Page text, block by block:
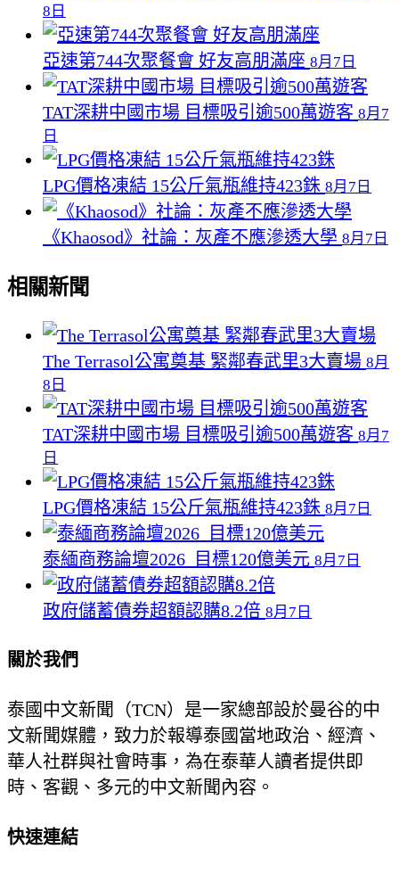
8日
亞速第744次聚餐會 好友高朋滿座 8月7日
TAT深耕中國市場 目標吸引逾500萬遊客 8月7
日
LPG價格凍結 15公斤氣瓶維持423銖 8月7日
《Khaosod》社論：灰產不應滲透大學 8月7日
相關新聞
The Terrasol公寓奠基 緊鄰春武里3大賣場 8月
8日
TAT深耕中國市場 目標吸引逾500萬遊客 8月7
日
LPG價格凍結 15公斤氣瓶維持423銖 8月7日
泰緬商務論壇2026 目標120億美元 8月7日
政府儲蓄債券超額認購8.2倍 8月7日
關於我們
泰國中文新聞（TCN）是一家總部設於曼谷的中
文新聞媒體，致力於報導泰國當地政治、經濟、
華人社群與社會時事，為在泰華人讀者提供即
時、客觀、多元的中文新聞內容。
快速連結